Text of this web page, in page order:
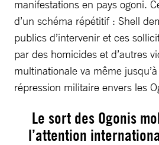
manifestations en pays ogoni.
d’un schéma répétitif : Shell
publics d’intervenir et ces
par des homicides et d’autres
multinationale va même
répression militaire envers les
Le sort des Ogonis
l’attention